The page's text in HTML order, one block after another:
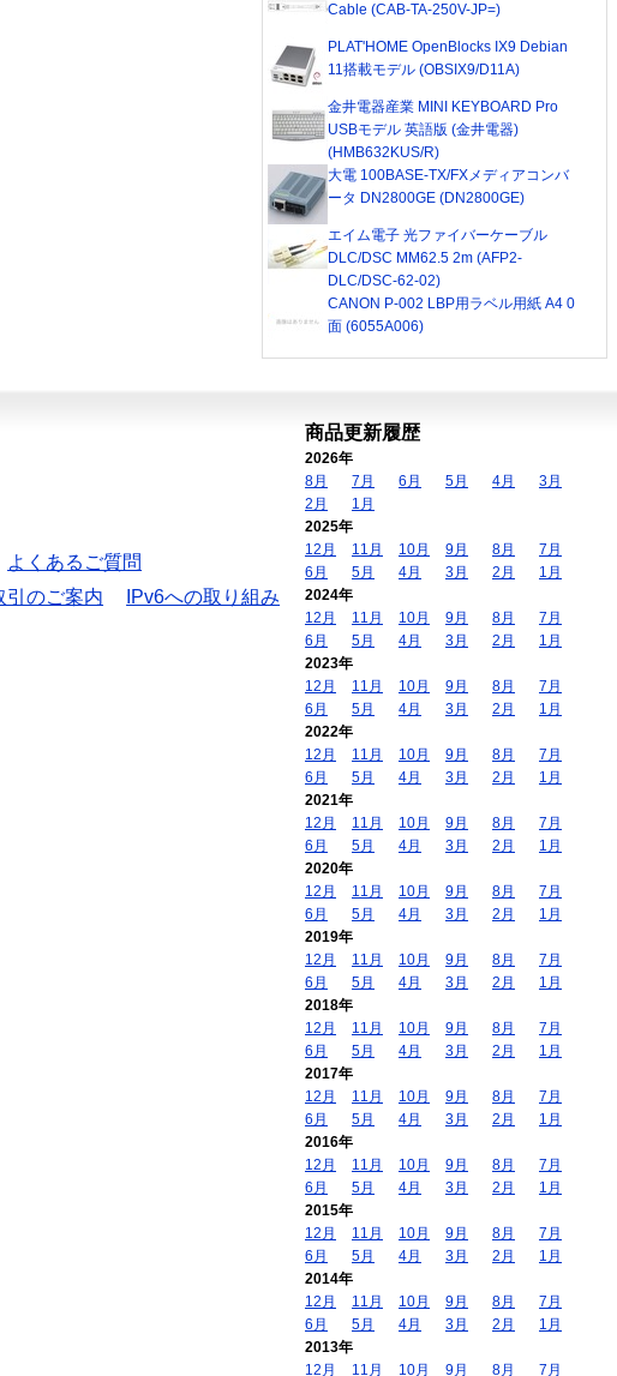
Cable (CAB-TA-250V-JP=)
PLAT'HOME OpenBlocks IX9 Debian
11搭載モデル (OBSIX9/D11A)
金井電器産業 MINI KEYBOARD Pro
USBモデル 英語版 (金井電器)
(HMB632KUS/R)
大電 100BASE-TX/FXメディアコンバ
ータ DN2800GE (DN2800GE)
エイム電子 光ファイバーケーブル
DLC/DSC MM62.5 2m (AFP2-
DLC/DSC-62-02)
CANON P-002 LBP用ラベル用紙 A4 0
面 (6055A006)
よくあるご質問
引のご案内
IPv6への取り組み
商品更新履歴
2026年
8月
7月 6月 5月 4月
3月
2月
1月
2025年
12月
11月 10月 9月 8月
7月
6月
5月 4月 3月 2月
1月
2024年
12月
11月 10月 9月 8月
7月
6月
5月 4月 3月 2月
1月
2023年
12月
11月 10月 9月 8月
7月
6月
5月 4月 3月 2月
1月
2022年
12月
11月 10月 9月 8月
7月
6月
5月 4月 3月 2月
1月
2021年
12月
11月 10月 9月 8月
7月
6月
5月 4月 3月 2月
1月
2020年
12月
11月 10月 9月 8月
7月
6月
5月 4月 3月 2月
1月
2019年
12月
11月 10月 9月 8月
7月
6月
5月 4月 3月 2月
1月
2018年
12月
11月 10月 9月 8月
7月
6月
5月 4月 3月 2月
1月
2017年
12月
11月 10月 9月 8月
7月
6月
5月 4月 3月 2月
1月
2016年
12月
11月 10月 9月 8月
7月
6月
5月 4月 3月 2月
1月
2015年
12月
11月 10月 9月 8月
7月
6月
5月 4月 3月 2月
1月
2014年
12月
11月 10月 9月 8月
7月
6月
5月 4月 3月 2月
1月
2013年
12月
11月 10月 9月 8月 7月